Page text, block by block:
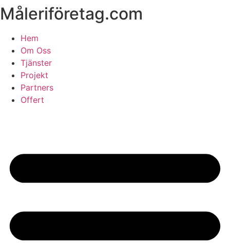
Skip
to
content
Måleriföretag.com
Hem
Om Oss
Tjänster
Projekt
Partners
Offert